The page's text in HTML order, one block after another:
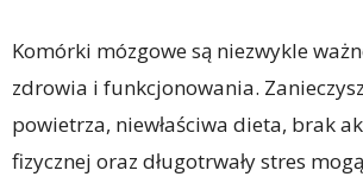
Komórki mózgowe są niezwykle
zdrowia i funkcjonowania.
powietrza, niewłaściwa dieta, brak
fizycznej oraz długotrwały stres